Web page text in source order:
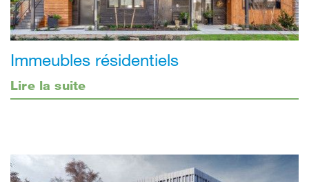
Immeubles résidentiels
Lire la suite